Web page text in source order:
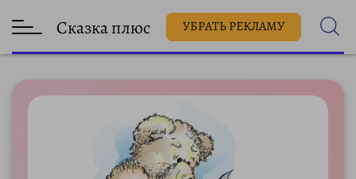
Сказка плюс УБРАТЬ РЕКЛАМУ